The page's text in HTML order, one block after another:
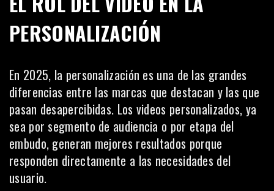
PERSONALIZACIÓN
En 2025, la personalización es una de las grandes
diferencias entre las marcas que destacan y las que
pasan desapercibidas. Los videos personalizados, ya
sea por segmento de audiencia o por etapa del
embudo, generan mejores resultados porque
responden directamente a las necesidades del
usuario.